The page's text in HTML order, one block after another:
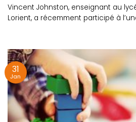
Vincent Johnston, enseignant au
Lorient, a récemment participé à
31
Jan